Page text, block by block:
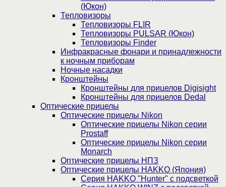
(Юкон)
Тепловизоры
Тепловизоры FLIR
Тепловизоры PULSAR (Юкон)
Тепловизоры Finder
Инфракрасные фонари и принадлежности
к ночным приборам
Ночные насадки
Кронштейны
Кронштейны для прицелов Digisight
Кронштейны для прицелов Dedal
Оптические прицелы
Оптические прицелы Nikon
Оптические прицелы Nikon серии
Prostaff
Оптические прицелы Nikon серии
Monarch
Оптические прицелы НПЗ
Оптические прицелы HAKKO (Япония)
Cерия HAKKO "Hunter" с подсветкой